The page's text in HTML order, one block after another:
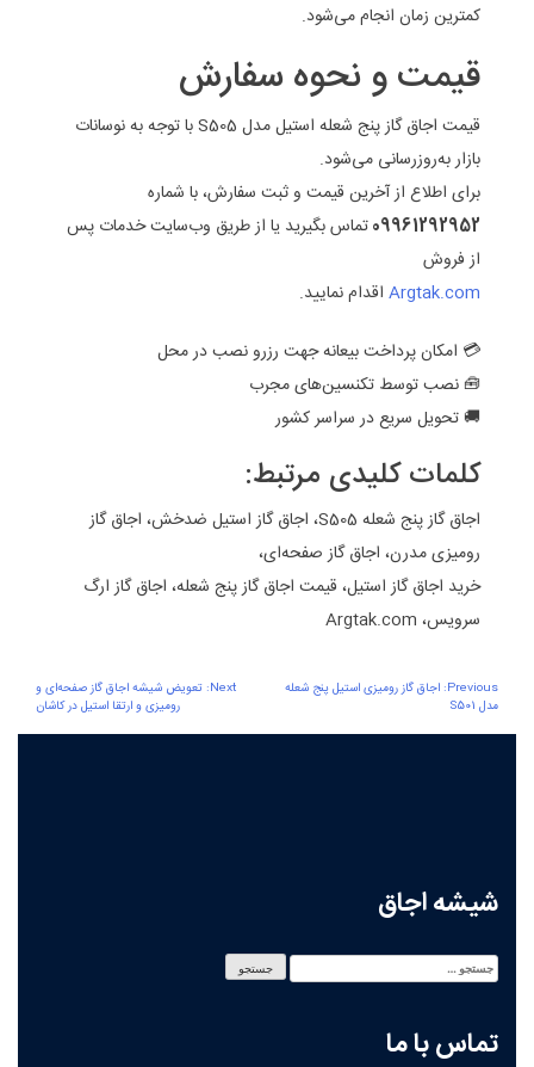
کمترین زمان انجام می‌شود.
قیمت و نحوه سفارش
قیمت اجاق گاز پنج شعله استیل مدل S505 با توجه به نوسانات
بازار به‌روزرسانی می‌شود.
برای اطلاع از آخرین قیمت و ثبت سفارش، با شماره
09961292952تماس بگیرید یا از طریق وب‌سایت خدمات پس
از فروش
Argtak.com اقدام نمایید.
💳 امکان پرداخت بیعانه جهت رزرو نصب در محل
🧰 نصب توسط تکنسین‌های مجرب
🚚 تحویل سریع در سراسر کشور
کلمات کلیدی مرتبط:
اجاق گاز پنج شعله S505، اجاق گاز استیل ضدخش، اجاق گاز
رومیزی مدرن، اجاق گاز صفحه‌ای،
خرید اجاق گاز استیل، قیمت اجاق گاز پنج شعله، اجاق گاز ارگ
سرویس، Argtak.com
Previous: اجاق گاز رومیزی استیل پنج شعله
مدل S501
Next: تعویض شیشه اجاق گاز صفحه‌ای و
رومیزی و ارتقا استیل در کاشان
شیشه اجاق
تماس با ما